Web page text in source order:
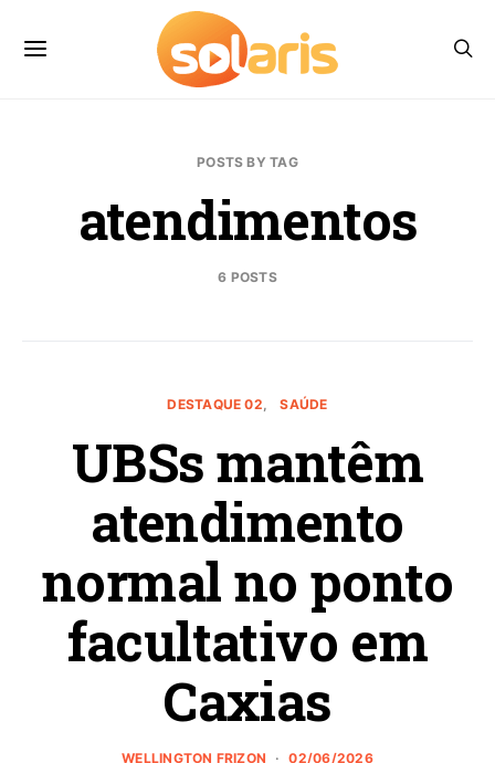
POSTS BY TAG
atendimentos
6 POSTS
DESTAQUE 02 SAÚDE
UBSs mantêm
atendimento
normal no ponto
facultativo em
Caxias
WELLINGTON FRIZON 02/06/2026